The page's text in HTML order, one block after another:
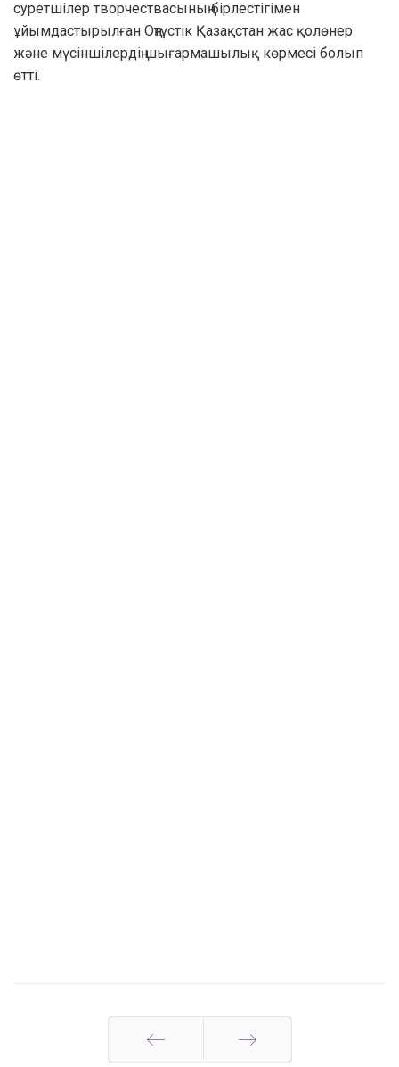
суретшілер творчествасының бірлестігімен
ұйымдастырылған Оңтүстік Қазақстан жас қолөнер
және мүсіншілердің шығармашылық көрмесі болып
өтті.